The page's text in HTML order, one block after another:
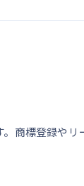
商標登録やリ